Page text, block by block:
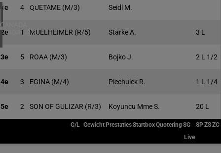
4 meeting(s)
CANADA
1 meeting(s)
1e 4 QUETAME (M/3) Seidl M.
2e 1 MUELHEIMER (R/5) Starke A. 3 L
3e 5 ROAA (M/3) Bojko J. 2 L 1/2
4e 3 EGINA (M/4) Piechulek R. 1 L 1/4
5e 2 SON OF GULIZAR (R/3) Koyuncu Mme S. 20 L
G/L Gewicht PrestatiesStartboxQuoteringSG SPZSZC
Live